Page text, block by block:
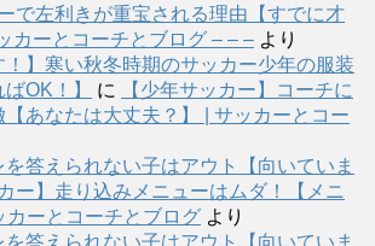
で左利きが重宝される理由【すでに才
カーとコーチとブログ – – – より
！】寒い秋冬時期のサッカー少年の服装
OK！】
に
【少年サッカー】コーチに
あなたは大丈夫？】 | サッカーとコー
を答えられない子はアウト【向いていま
カー】走り込みメニューはムダ！【メニ
カーとコーチとブログ より
を答えられない子はアウト【向いていま